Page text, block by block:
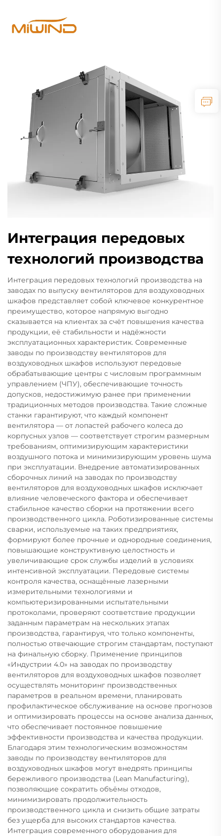
Интеграция передовых
технологий производства
Интеграция передовых технологий производства на
заводах по выпуску вентиляторов для воздуховодных
шкафов представляет собой ключевое конкурентное
преимущество, которое напрямую выгодно
сказывается на клиентах за счёт повышения качества
продукции, её стабильности и надёжности
эксплуатационных характеристик. Современные
заводы по производству вентиляторов для
воздуховодных шкафов используют передовые
обрабатывающие центры с числовым программным
управлением (ЧПУ), обеспечивающие точность
допусков, недостижимую ранее при применении
традиционных методов производства. Такие сложные
станки гарантируют, что каждый компонент
вентилятора — от лопастей рабочего колеса до
корпусных узлов — соответствует строгим размерным
требованиям, оптимизирующим характеристики
воздушного потока и минимизирующим уровень шума
при эксплуатации. Внедрение автоматизированных
сборочных линий на заводах по производству
вентиляторов для воздуховодных шкафов исключает
влияние человеческого фактора и обеспечивает
стабильное качество сборки на протяжении всего
производственного цикла. Роботизированные системы
сварки, используемые на таких предприятиях,
формируют более прочные и однородные соединения,
повышающие конструктивную целостность и
увеличивающие срок службы изделий в условиях
интенсивной эксплуатации. Передовые системы
контроля качества, оснащённые лазерными
измерительными технологиями и
компьютеризированными испытательными
протоколами, проверяют соответствие продукции
заданным параметрам на нескольких этапах
производства, гарантируя, что только компоненты,
полностью отвечающие строгим стандартам, поступают
на финальную сборку. Применение принципов
«Индустрии 4.0» на заводах по производству
вентиляторов для воздуховодных шкафов позволяет
осуществлять мониторинг производственных
параметров в реальном времени, планировать
профилактическое обслуживание на основе прогнозов
и оптимизировать процессы на основе анализа данных,
что обеспечивает постоянное повышение
эффективности производства и качества продукции.
Благодаря этим технологическим возможностям
заводы по производству вентиляторов для
воздуховодных шкафов могут внедрять принципы
бережливого производства (Lean Manufacturing),
позволяющие сократить объёмы отходов,
минимизировать продолжительность
производственного цикла и снизить общие затраты
без ущерба для высоких стандартов качества.
Интеграция современного оборудования для